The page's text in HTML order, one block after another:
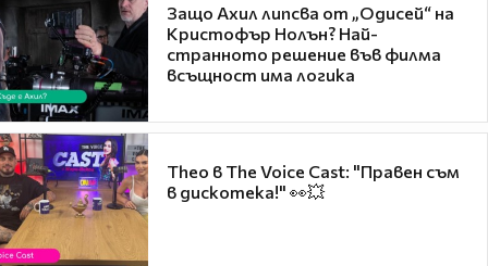
Защо Ахил липсва от „Одисей“ на
Кристофър Нолън? Най-
странното решение във филма
всъщност има логика
Theo в The Voice Cast: "Правен съм
в дискотека!" 👀💥